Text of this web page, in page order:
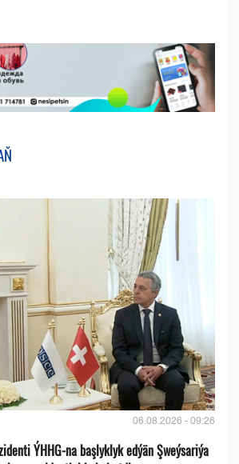
06.08.2026 - 09:26
ÝHHG-na başlyklyk edýän Şweýsariýa